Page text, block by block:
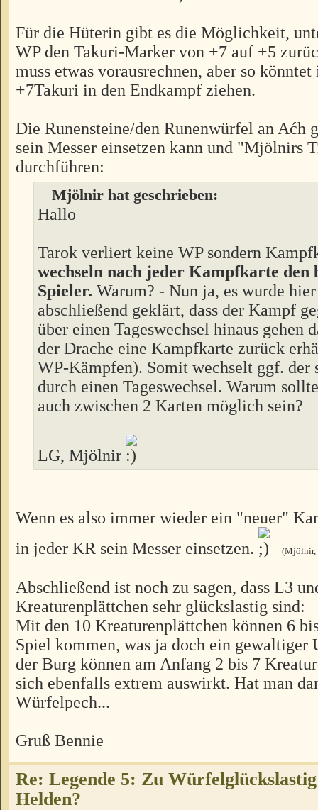
Für die Hüterin gibt es die Möglichkeit,
WP den Takuri-Marker von +7 auf +5
muss etwas vorausrechnen, aber so
+7Takuri in den Endkampf ziehen.
Die Runensteine/den Runenwürfel an Aćh
sein Messer einsetzen kann und "Mjölnirs
durchführen:
Mjölnir hat geschrieben:
Hallo
Tarok verliert keine WP sondern
wechseln nach jeder Kampfkarte den
Spieler. Warum? - Nun ja, es wurde
abschließend geklärt, dass der Kampf
über einen Tageswechsel hinaus gehen
der Drache eine Kampfkarte zurück
WP-Kämpfen). Somit wechselt ggf. der
durch einen Tageswechsel. Warum
auch zwischen 2 Karten möglich sein?
LG, Mjölnir
Wenn es also immer wieder ein "neuer"
in jeder KR sein Messer einsetzen.
(Mjölnir,
Abschließend ist noch zu sagen, dass L3
Kreaturenplättchen sehr glückslastig sind:
Mit den 10 Kreaturenplättchen können 6
Spiel kommen, was ja doch ein gewaltiger
der Burg können am Anfang 2 bis 7
sich ebenfalls extrem auswirkt. Hat man
Würfelpech...
Gruß Bennie
Re: Legende 5: Zu
Helden?